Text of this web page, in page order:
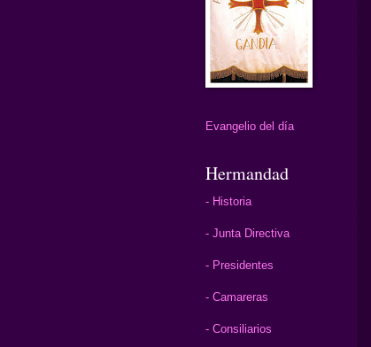
Evangelio del día
Hermandad
- Historia
- Junta Directiva
- Presidentes
- Camareras
- Consiliarios